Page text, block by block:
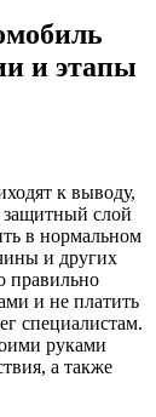
и этапы
к выводу,
защитный слой
в нормальном
и других
правильно
и не платить
специалистам.
руками
а также